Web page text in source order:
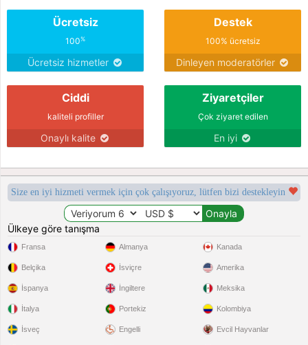
Ücretsiz
100%
Ücretsiz hizmetler
Destek
100% ücretsiz
Dinleyen moderatörler
Ciddi
kaliteli profiller
Onaylı kalite
Ziyaretçiler
Çok ziyaret edilen
En iyi
Size en iyi hizmeti vermek için çok çalışıyoruz, lütfen bizi destekleyin
Ülkeye göre tanışma
Fransa
Belçika
İspanya
İtalya
İsveç
Almanya
İsviçre
İngiltere
Portekiz
Engelli
Kanada
Amerika
Meksika
Kolombiya
Evcil Hayvanlar